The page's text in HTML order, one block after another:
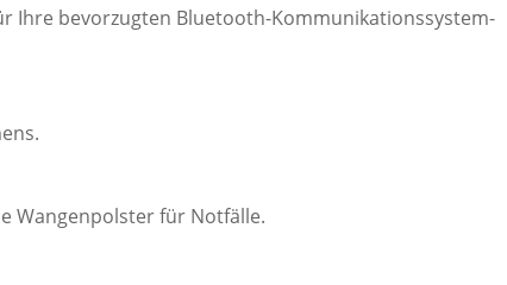
Ihre bevorzugten Bluetooth-Kommunikationssystem-
Wangenpolster für Notfälle.